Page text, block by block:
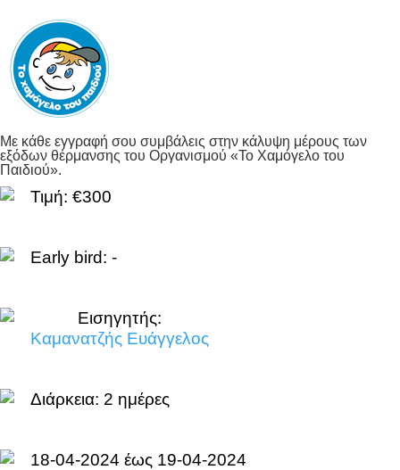
Με κάθε εγγραφή σου συμβάλεις στην κάλυψη μέρους των
εξόδων θέρμανσης του Οργανισμού «Το Χαμόγελο του
Παιδιού».
Τιμή: €300
Early bird: -
Εισηγητής:
Καμανατζής Ευάγγελος
Διάρκεια: 2 ημέρες
18-04-2024 έως 19-04-2024